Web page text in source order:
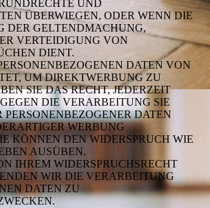
UND
ÜBERWIEGEN, ODER WENN DIE
DER GELTENDMACHUNG,
VERTEIDIGUNG VON
DIENT.
DATEN VON
UM DIREKTWERBUNG ZU
SIE DAS RECHT, JEDERZEIT
DIE VERARBEITUNG SIE
PERSONENBEZOGENER DATEN
WERBUNG
KÖNNEN DEN WIDERSPRUCH WIE
AUSÜBEN.
IHREM WIDERSPRUCHSRECHT
WIR DIE VERARBEITUNG
DATEN ZU